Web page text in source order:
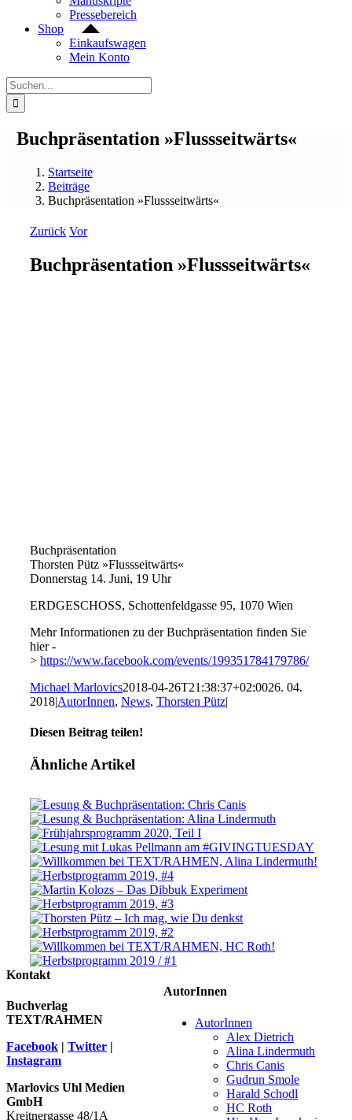
Pressebereich
Shop
Einkaufswagen
Mein Konto
Suche
nach:
Buchpräsentation »Flussseitwärts«
Startseite
Beiträge
Buchpräsentation »Flussseitwärts«
Zurück Vor
Buchpräsentation »Flussseitwärts«
Buchpräsentation
Thorsten Pütz »Flussseitwärts«
Donnerstag 14. Juni, 19 Uhr
ERDGESCHOSS, Schottenfeldgasse 95, 1070 Wien
Mehr Informationen zu der Buchpräsentation finden Sie
hier -
> https://www.facebook.com/events/199351784179786/
Michael Marlovics2018-04-26T21:38:37+02:0026. 04.
2018|AutorInnen, News, Thorsten Pütz|
Diesen Beitrag teilen!
Facebook
X
WhatsApp
E-
Ähnliche Artikel
AutorInnen
AutorInnen
Alex Dietrich
Alina Lindermuth
Chris Canis
Gudrun Smole
Harald Schodl
HC Roth
Kontakt
Buchverlag
TEXT/RAHMEN
Facebook | Twitter |
Instagram
Marlovics Uhl Medien
GmbH
Kreitnergasse 48/1A